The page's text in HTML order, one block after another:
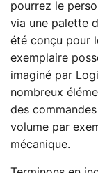
pourrez le
via une palette
été conçu pour
exemplaire
imaginé par
nombreux
des
volume par
mécanique.